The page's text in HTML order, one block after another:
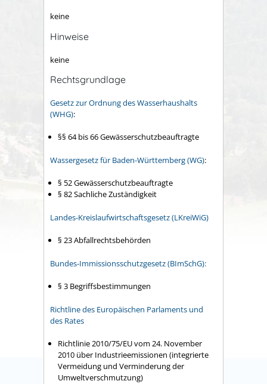
keine
Hinweise
keine
Rechtsgrundlage
Gesetz zur Ordnung des Wasserhaushalts
(WHG):
§§ 64 bis 66 Gewässerschutzbeauftragte
Wassergesetz für Baden-Württemberg (WG):
§ 52 Gewässerschutzbeauftragte
§ 82 Sachliche Zuständigkeit
Landes-Kreislaufwirtschaftsgesetz (LKreiWiG)
§ 23Abfallrechtsbehörden
Bundes-Immissionsschutzgesetz (BImSchG):
§ 3 Begriffsbestimmungen
Richtline des Europäischen Parlaments und
des Rates
Richtlinie 2010/75/EU vom 24. November
2010 über Industrieemissionen (integrierte
Vermeidung und Verminderung der
Umweltverschmutzung)